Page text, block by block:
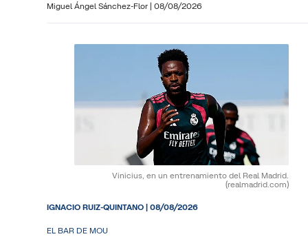
Miguel Ángel Sánchez-Flor | 08/08/2026
Vinicius, en un entrenamiento del Real Madrid.
(realmadrid.com)
EL BAR DE MOU
IGNACIO RUIZ-QUINTANO|08/08/2026